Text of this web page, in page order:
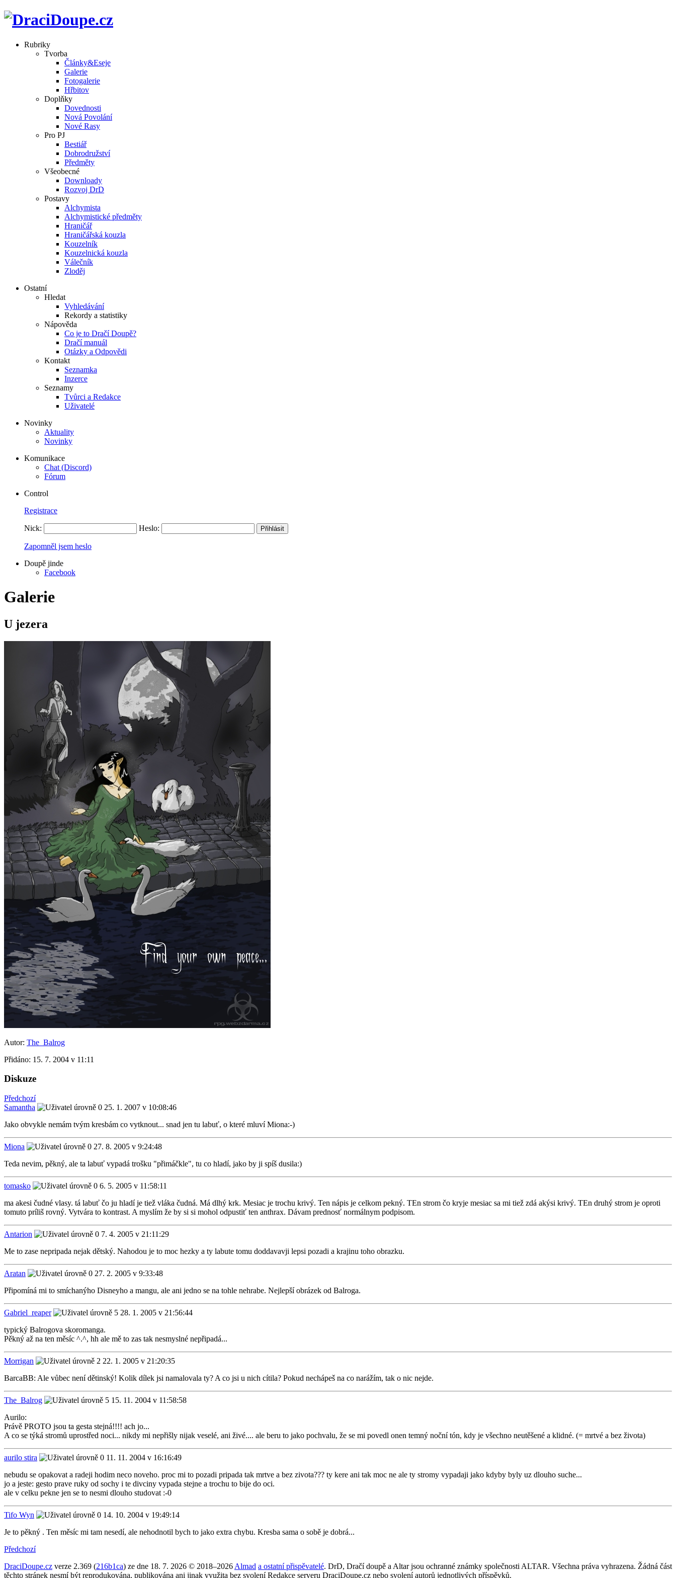
Rubriky
Tvorba
Články&Eseje
Galerie
Fotogalerie
Hřbitov
Doplňky
Dovednosti
Nová Povolání
Nové Rasy
Pro PJ
Bestiář
Dobrodružství
Předměty
Všeobecné
Downloady
Rozvoj DrD
Postavy
Alchymista
Alchymistické předměty
Hraničář
Hraničářská kouzla
Kouzelník
Kouzelnická kouzla
Válečník
Zloděj
Ostatní
Hledat
Vyhledávání
Rekordy a statistiky
Nápověda
Co je to Dračí Doupě?
Dračí manuál
Otázky a Odpovědi
Kontakt
Seznamka
Inzerce
Seznamy
Tvůrci a Redakce
Uživatelé
Novinky
Aktuality
Novinky
Komunikace
Chat (Discord)
Fórum
Control
Registrace
Nick: Heslo:
Zapomněl jsem heslo
Doupě jinde
Facebook
Galerie
U jezera
Autor: The_Balrog
Přidáno: 15. 7. 2004 v 11:11
Diskuze
Předchozí
Samantha
25. 1. 2007 v 10:08:46
Jako obvykle nemám tvým kresbám co vytknout... snad jen tu labuť, o které mluví Miona:-)
Miona
27. 8. 2005 v 9:24:48
Teda nevim, pěkný, ale ta labuť vypadá trošku "přimáčkle", tu co hladí, jako by ji spíš dusila:)
tomasko
6. 5. 2005 v 11:58:11
ma akesi čudné vlasy. tá labuť čo ju hladí je tiež vláka čudná. Má dlhý krk. Mesiac je trochu krivý. Ten nápis je celkom pekný. TEn strom čo kryje mesiac sa mi tiež zdá akýsi krivý. TEn druhý strom je oproti
tomuto príliš rovný. Vytvára to kontrast. A myslím že by si si mohol odpustiť ten anthrax. Dávam prednosť normálnym podpisom.
Antarion
7. 4. 2005 v 21:11:29
Me to zase nepripada nejak dětský. Nahodou je to moc hezky a ty labute tomu doddavavji lepsi pozadi a krajinu toho obrazku.
Aratan
27. 2. 2005 v 9:33:48
Připomíná mi to smíchanýho Disneyho a mangu, ale ani jedno se na tohle nehrabe. Nejlepší obrázek od Balroga.
Gabriel_reaper
28. 1. 2005 v 21:56:44
typický Balrogova skoromanga.
Pěkný až na ten měsíc ^.^, hh ale mě to zas tak nesmyslné nepřipadá...
Morrigan
22. 1. 2005 v 21:20:35
BarcaBB: Ale vůbec není dětinský! Kolik dílek jsi namalovala ty? A co jsi u nich cítila? Pokud nechápeš na co narážím, tak o nic nejde.
The_Balrog
15. 11. 2004 v 11:58:58
Aurilo:
Právě PROTO jsou ta gesta stejná!!!! ach jo...
A co se týká stromů uprostřed noci... nikdy mi nepřišly nijak veselé, ani živé.... ale beru to jako pochvalu, že se mi povedl onen temný noční tón, kdy je všechno neutěšené a klidné. (= mrtvé a bez života)
aurilo stira
11. 11. 2004 v 16:16:49
nebudu se opakovat a radeji hodim neco noveho. proc mi to pozadi pripada tak mrtve a bez zivota??? ty kere ani tak moc ne ale ty stromy vypadaji jako kdyby byly uz dlouho suche...
jo a jeste: gesto prave ruky od sochy i te divciny vypada stejne a trochu to bije do oci.
ale v celku pekne jen se to nesmi dlouho studovat :-0
Tifo Wyn
14. 10. 2004 v 19:49:14
Je to pěkný . Ten měsíc mi tam nesedí, ale nehodnotil bych to jako extra chybu. Kresba sama o sobě je dobrá...
Předchozí
DraciDoupe.cz verze 2.369 (216b1ca) ze dne 18. 7. 2026 © 2018–2026 Almad a ostatní přispěvatelé. DrD, Dračí doupě a Altar jsou ochranné známky společnosti ALTAR. Všechna práva vyhrazena. Žádná část
těchto stránek nesmí být reprodukována, publikována ani jinak využita bez svolení Redakce serveru DraciDoupe.cz nebo svolení autorů jednotlivých příspěvků.